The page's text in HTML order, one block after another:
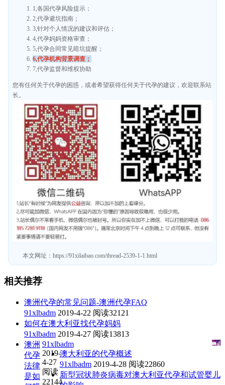
1,各国代孕风险提示；
2,代孕避坑指南；
3,针对个人情况的建议和评估；
4,代孕妈妈资格审查；
5,代孕合同常见暗坑提醒；
6,代孕机构背景调查；
7,代孕监督和维权协助
您有任何关于代孕的困惑，或者希望获得任何关于代孕的建议，欢迎联系站
长。
本文网址： https://91xilaibao.com/thread-2539-1-1.html
相关推荐
澳洲代孕的常见问题-澳洲代孕FAQ
91xlbadm 2019-4-22 阅读32121
如何在澳大利亚找代孕妈妈
91xlbadm 2019-4-27 阅读13813
澳洲
代孕
法律
是如
91xlbadm
2019-
4-27
阅读
22144
澳大利亚的代孕概述
91xlbadm 2019-4-28 阅读22860
新型冠状肺炎病毒对澳大利亚代孕和试管婴儿